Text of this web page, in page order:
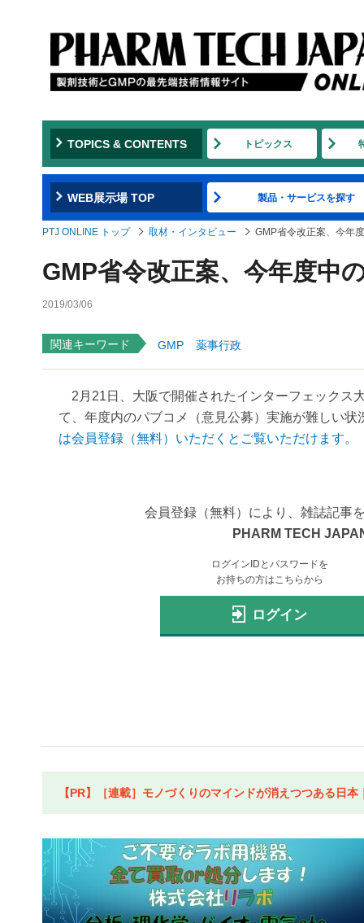
TOPICS & CONTENTS トピックス
WEB展示場 TOP 製品・サービスを探す
PTJ ONLINE トップ 取材・インタビュー GMP省令改正案、今年
GMP省令改正案、今年度中
2019/03/06
関連キーワード GMP 薬事行政
2月21日、大阪で開催されたインターフェックス
て、年度内のパブコメ（意見公募）実施が難しい
は会員登録（無料）いただくとご覧いただけます。
会員登録（無料）により、雑誌記事
PHARM TECH
ログインIDとパスワードを
お持ちの方はこちらから
ログイン
【PR】［連載］モノづくりのマインドが消えつつある日